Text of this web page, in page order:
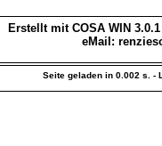
Erstellt mit COSA WIN
eMail:
Seite geladen in 0.002 s. -